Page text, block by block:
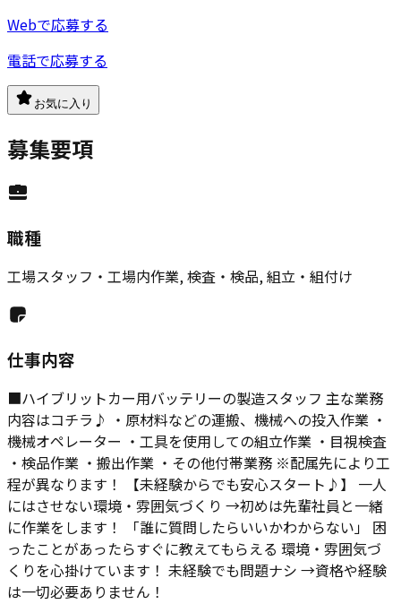
Webで応募する
電話で応募する
お気に入り
募集要項
職種
工場スタッフ・工場内作業, 検査・検品, 組立・組付け
仕事内容
■ハイブリットカー用バッテリーの製造スタッフ 主な業務
内容はコチラ♪ ・原材料などの運搬、機械への投入作業 ・
機械オペレーター ・工具を使用しての組立作業 ・目視検査
・検品作業 ・搬出作業 ・その他付帯業務 ※配属先により工
程が異なります！ 【未経験からでも安心スタート♪】 一人
にはさせない環境・雰囲気づくり →初めは先輩社員と一緒
に作業をします！ 「誰に質問したらいいかわからない」 困
ったことがあったらすぐに教えてもらえる 環境・雰囲気づ
くりを心掛けています！ 未経験でも問題ナシ →資格や経験
は一切必要ありません！